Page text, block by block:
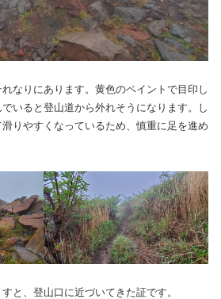
なりにあります。黄色のペイントで目印し
いると登山道から外れそうになります。し
りやすくなっているため、慎重に足を進め
と、登山口に近づいてきた証です。